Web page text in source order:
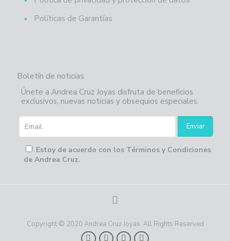
Políticas de Garantías
Boletín de noticias
Únete a Andrea Cruz Joyas disfruta de beneficios
exclusivos, nuevas noticias y obsequios especiales.
Estoy de acuerdo con los Términos y Condiciones
de Andrea Cruz.
Copyright © 2020 Andrea Cruz Joyas. All Rights Reserved